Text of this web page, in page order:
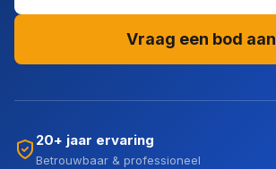
Vraag een bod aan
20+ jaar ervaring
Betrouwbaar & professioneel